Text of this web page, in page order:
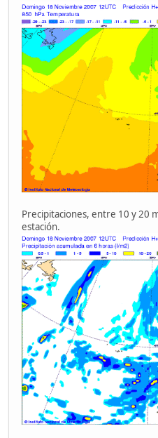
Precipitaciones, entre 10 y 20
estación.